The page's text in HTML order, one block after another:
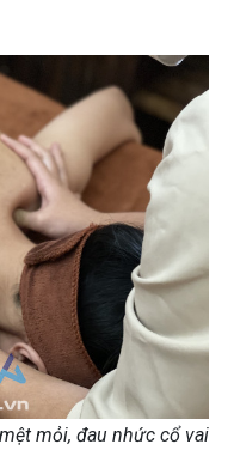
mỏi, đau nhức cổ vai